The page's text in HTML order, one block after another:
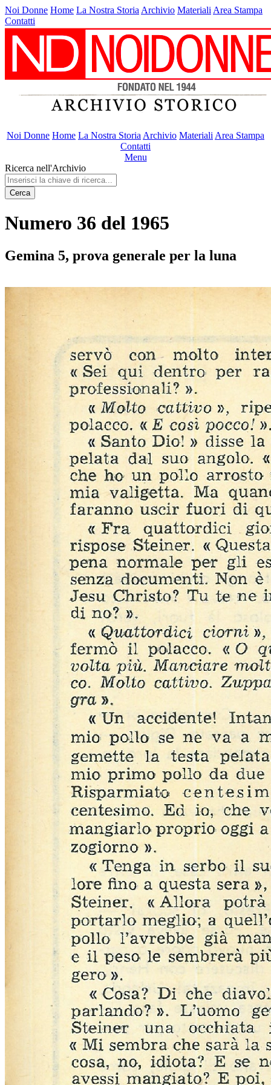
Noi Donne Home La Nostra Storia Archivio Materiali Area Stampa
Contatti
Noi Donne Home La Nostra Storia Archivio Materiali Area Stampa
Contatti
Menu
Ricerca nell'Archivio
Cerca
Numero 36 del 1965
Gemina 5, prova generale per la luna